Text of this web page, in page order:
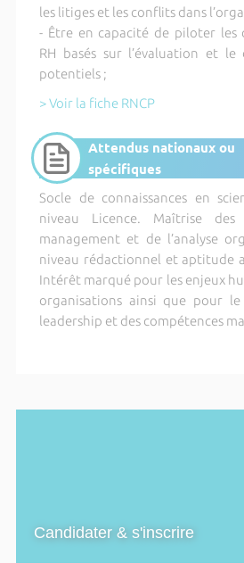
les litiges et les conflits dans
- Être en capacité de piloter les
RH basés sur l’évaluation et le
potentiels ;
> Voir la fiche RNCP
Attendus nationaux ou
spécifiques
Socle de connaissances en
niveau Licence. Maîtrise des
management et de l’analyse
niveau rédactionnel et aptitude
Intérêt marqué pour les enjeux
organisations ainsi que pour le
leadership et des compétences
Candidater & s'inscrire